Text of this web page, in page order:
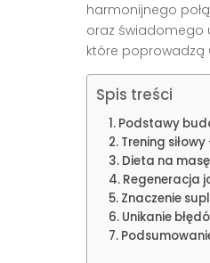
harmonijnego
oraz świadomego
które poprowadzą
Spis treści
Podstawy
Trening
Dieta na
Regeneracja
Znaczenie
Unikanie